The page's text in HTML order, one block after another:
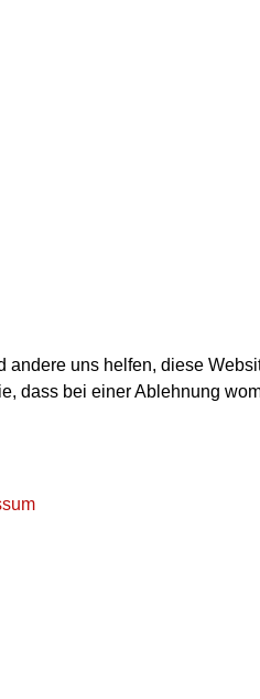
uns helfen, diese
dass bei einer Ablehnung